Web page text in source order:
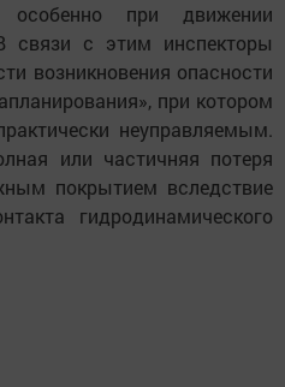
особенно при движении
связи с этим инспекторы
возникновения опасности
при котором
неуправляемым.
или частичняя потеря
покрытием вследствие
гидродинамического